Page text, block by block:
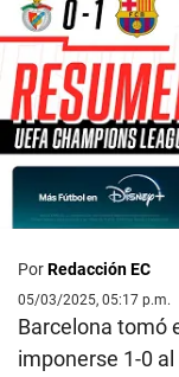
PorRedacción EC
05/03/2025, 05:17 p.m.
Barcelona tomó
imponerse 1-0